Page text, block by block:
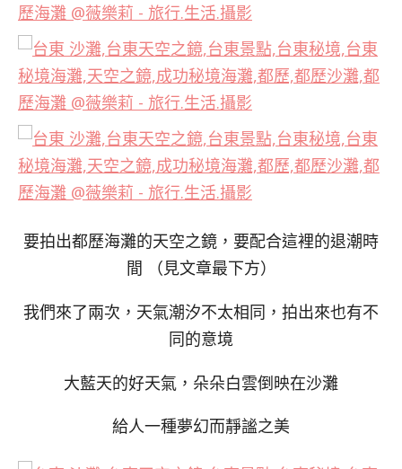
要拍出都歷海灘的天空之鏡，要配合這裡的退潮時
間 （見文章最下方）
我們來了兩次，天氣潮汐不太相同，拍出來也有不
同的意境
大藍天的好天氣，朵朵白雲倒映在沙灘
給人一種夢幻而靜謐之美